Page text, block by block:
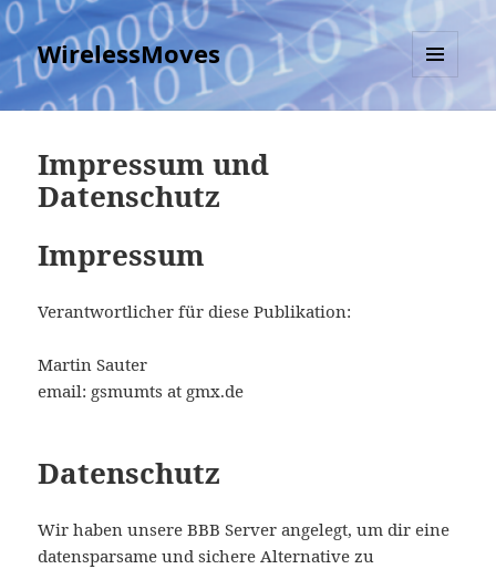
WirelessMoves
MENU
AND
Impressum und
Datenschutz
Impressum
Verantwortlicher für diese Publikation:
Martin Sauter
email: gsmumts at gmx.de
Datenschutz
Wir haben unsere BBB Server angelegt, um dir eine
datensparsame und sichere Alternative zu